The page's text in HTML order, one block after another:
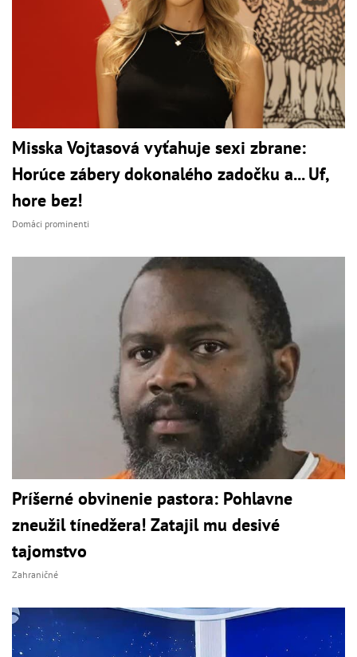
Misska Vojtasová vyťahuje sexi zbrane:
Horúce zábery dokonalého zadočku a... Uf,
hore bez!
Domáci prominenti
Príšerné obvinenie pastora: Pohlavne
zneužil tínedžera! Zatajil mu desivé
tajomstvo
Zahraničné